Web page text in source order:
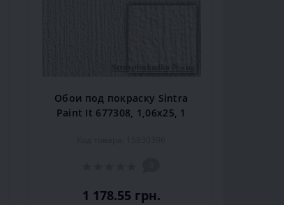
Обои под покраску Sintra
Paint It 677308, 1,06x25, 1
1 178.55 грн.